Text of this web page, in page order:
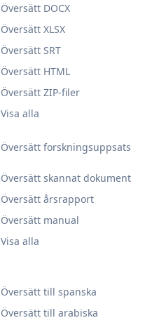
Översätt forskningsuppsats
Översätt skannat dokument
Översätt årsrapport
Översätt manual
Visa alla
Översätt till spanska
Översätt till arabiska
Översätt DOCX
Översätt XLSX
Översätt SRT
Översätt HTML
Översätt ZIP-filer
Visa alla